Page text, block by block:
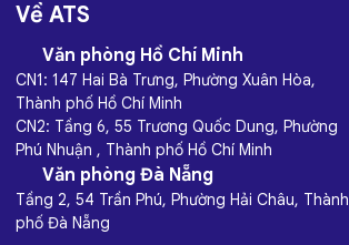
Về ATS
Văn phòng Hồ Chí Minh
CN1: 147 Hai Bà Trưng, Phường Xuân Hòa,
Thành phố Hồ Chí Minh
CN2: Tầng 6, 55 Trương Quốc Dung, Phường
Phú Nhuận , Thành phố Hồ Chí Minh
Văn phòng Đà Nẵng
Tầng 2, 54 Trần Phú, Phường Hải Châu, Thành
phố Đà Nẵng